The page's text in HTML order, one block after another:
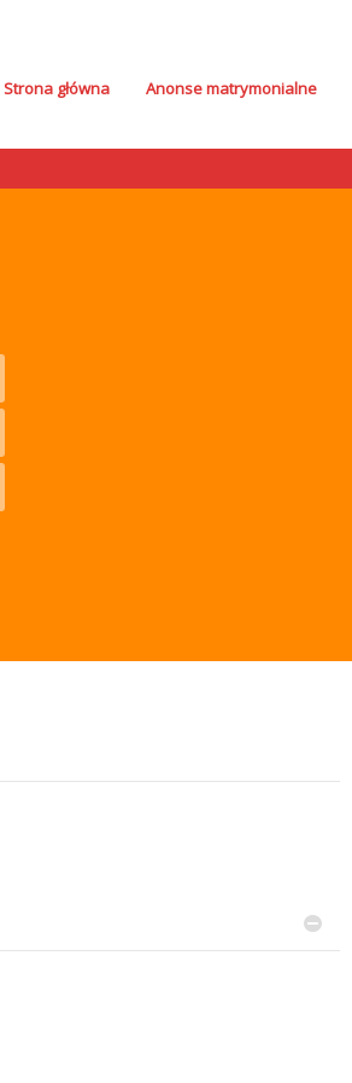
Strona główna Anonse matrymonialne